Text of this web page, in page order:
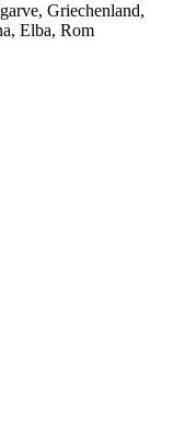
Griechenland,
Elba, Rom